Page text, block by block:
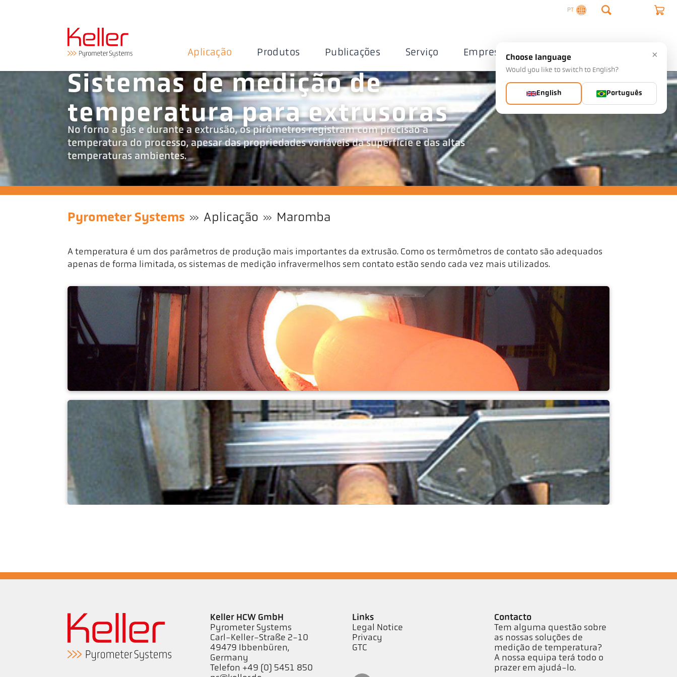
PT
Aplicação Produtos Publicações Serviço Empresa Contacto
Sistemas de medição de
temperatura para extrusoras
No forno a gás e durante a extrusão, os pirômetros registram com precisão a
temperatura do processo, apesar das propriedades variáveis da superfície e das altas
temperaturas ambientes.
Pyrometer Systems Aplicação Maromba
A temperatura é um dos parâmetros de produção mais importantes da extrusão. Como os termômetros de contato são adequados
apenas de forma limitada, os sistemas de medição infravermelhos sem contato estão sendo cada vez mais utilizados.
Forno de gás
Keller HCW GmbH
Pyrometer Systems
Carl-Keller-Straße 2-10
49479 Ibbenbüren,
Germany
Telefon +49 (0) 5451 850
Links
Legal Notice
Privacy
GTC
Contacto
Tem alguma questão sobre
as nossas soluções de
medição de temperatura?
A nossa equipa terá todo o
prazer em ajudá-lo.
×
Choose language
Would you like to switch to English?
English Português